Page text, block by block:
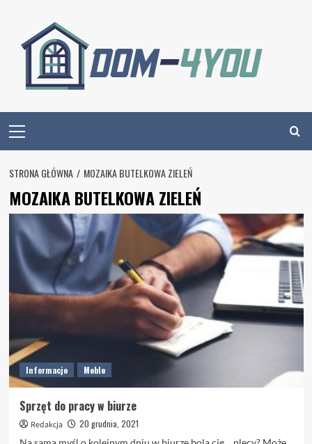
content
Menu
STRONA GŁÓWNA MOZAIKA BUTELKOWA ZIELEŃ
MOZAIKA BUTELKOWA ZIELEŃ
Informacje Meble
Sprzęt do pracy w biurze
Redakcja
20 grudnia, 2021